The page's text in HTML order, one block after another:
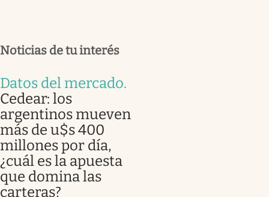
Noticias de tu interés
Datos del mercado.
Cedear: los
argentinos mueven
más de u$s 400
millones por día,
¿cuál es la apuesta
que domina las
carteras?